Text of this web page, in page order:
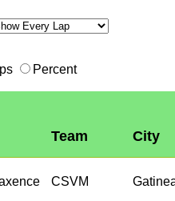
Percent
Team City
CSVM